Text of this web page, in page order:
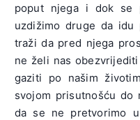
poput njega i dok se
uzdižimo druge da idu
traži da pred njega
ne želi nas
gaziti po našim
svojom prisutnošću do
da se ne pretvorimo